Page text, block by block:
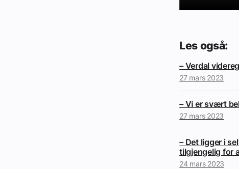
Les også:
– Verdal
27 mars 2023
– Vi er svært
27 mars 2023
– Det ligger i
tilgjengelig for
24 mars 2023